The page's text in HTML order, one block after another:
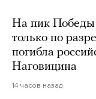
На пик Победы
только по
погибла
Наговицина
14 часов назад